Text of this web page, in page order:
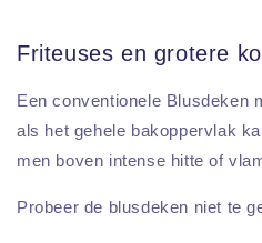
Friteuses en grotere
Een conventionele Blusdeken
als het gehele bakoppervlak
men boven intense hitte of
Probeer de blusdeken niet te